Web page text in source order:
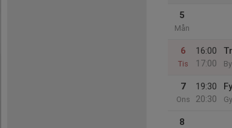
5
Mån
6
Tis
16:00
17:00
7
Ons
19:30
20:30
8